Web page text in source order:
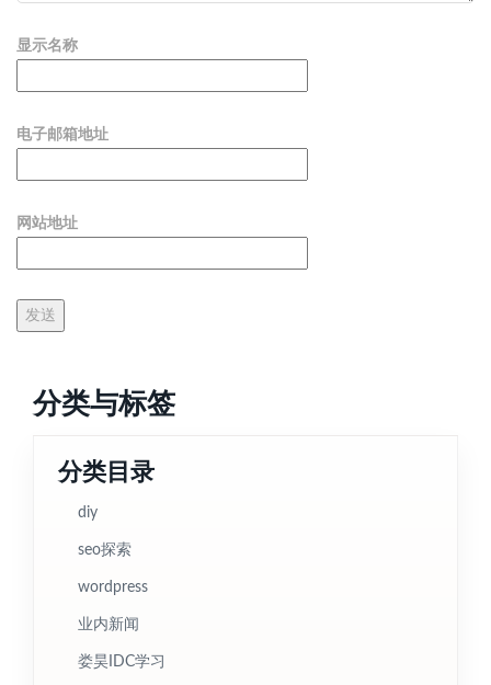
显示名称
电子邮箱地址
网站地址
分类与标签
分类目录
diy
seo探索
wordpress
业内新闻
娄昊IDC学习